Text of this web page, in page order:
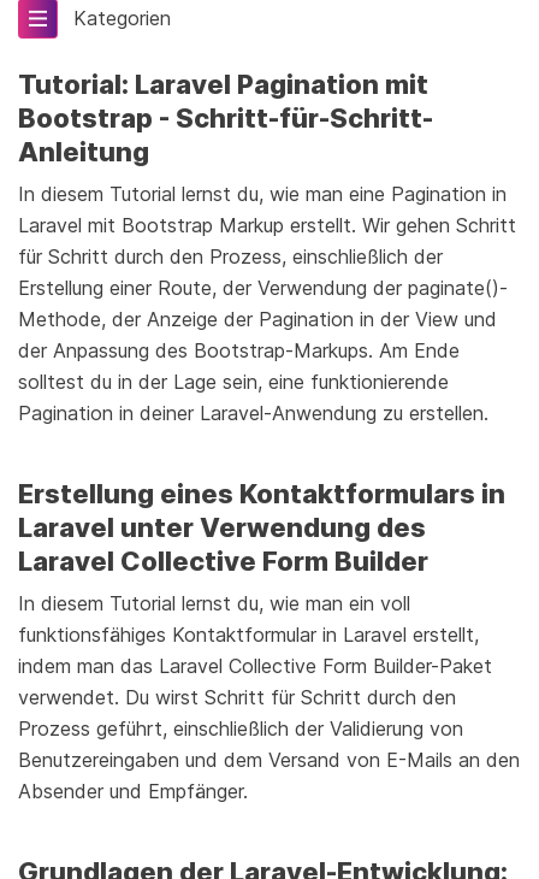
Tutorial: Laravel Pagination mit
Bootstrap - Schritt-für-Schritt-
Anleitung
In diesem Tutorial lernst du, wie man eine Pagination in
Laravel mit Bootstrap Markup erstellt. Wir gehen Schritt
für Schritt durch den Prozess, einschließlich der
Erstellung einer Route, der Verwendung der paginate()-
Methode, der Anzeige der Pagination in der View und
der Anpassung des Bootstrap-Markups. Am Ende
solltest du in der Lage sein, eine funktionierende
Pagination in deiner Laravel-Anwendung zu erstellen.
Erstellung eines Kontaktformulars in
Laravel unter Verwendung des
Laravel Collective Form Builder
In diesem Tutorial lernst du, wie man ein voll
funktionsfähiges Kontaktformular in Laravel erstellt,
indem man das Laravel Collective Form Builder-Paket
verwendet. Du wirst Schritt für Schritt durch den
Prozess geführt, einschließlich der Validierung von
Benutzereingaben und dem Versand von E-Mails an den
Absender und Empfänger.
Grundlagen der Laravel-Entwicklung:
Kategorien